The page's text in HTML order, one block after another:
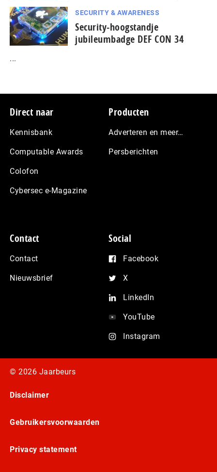
SECURITY & AWARENESS
Security-hoogstandje
jubileumbadge DEF CON 34
...
Footer
Direct naar
Kennisbank
Computable Awards
Colofon
Cybersec e-Magazine
Producten
Adverteren en meer…
Persberichten
Contact
Contact
Nieuwsbrief
Social
Facebook
X
LinkedIn
YouTube
Instagram
© 2026 Jaarbeurs
Disclaimer
Gebruikersvoorwaarden
Privacy statement